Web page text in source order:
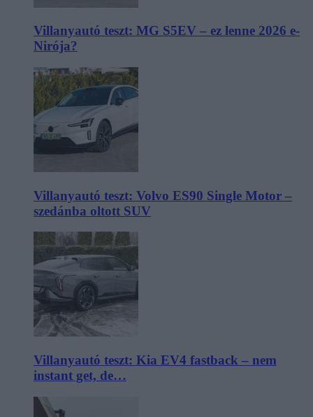
Villanyautó teszt: MG S5EV – ez lenne 2026 e-
Nirója?
Villanyautó teszt: Volvo ES90 Single Motor –
szedánba oltott SUV
Villanyautó teszt: Kia EV4 fastback – nem
instant get, de…